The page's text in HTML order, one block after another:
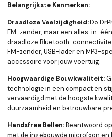
Belangrijkste Kenmerken:
Draadloze Veelzijdigheid:De
FM-zender, maar een alles-in-
draadloze Bluetooth-
FM-zender, USB-lader en MP3-
accessoire voor jouw voertuig.
Hoogwaardige Bouwkwaliteit:
technologie in een compact en
vervaardigd met de hoogste
duurzaamheid en betrouwbare
Handsfree Bellen:Beantwoord
met de ingebouwde microfoon